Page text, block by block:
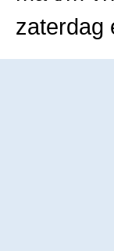
zaterdag